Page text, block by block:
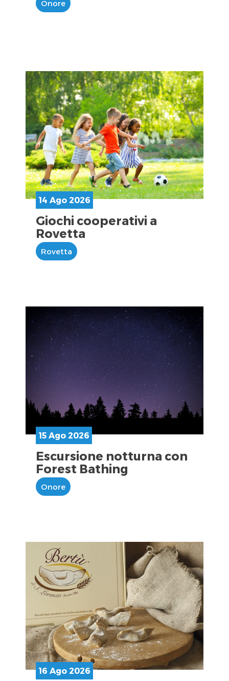
Onore
14 Ago 2026
Giochi cooperativi a
Rovetta
Rovetta
15 Ago 2026
Escursione notturna con
Forest Bathing
Onore
16 Ago 2026